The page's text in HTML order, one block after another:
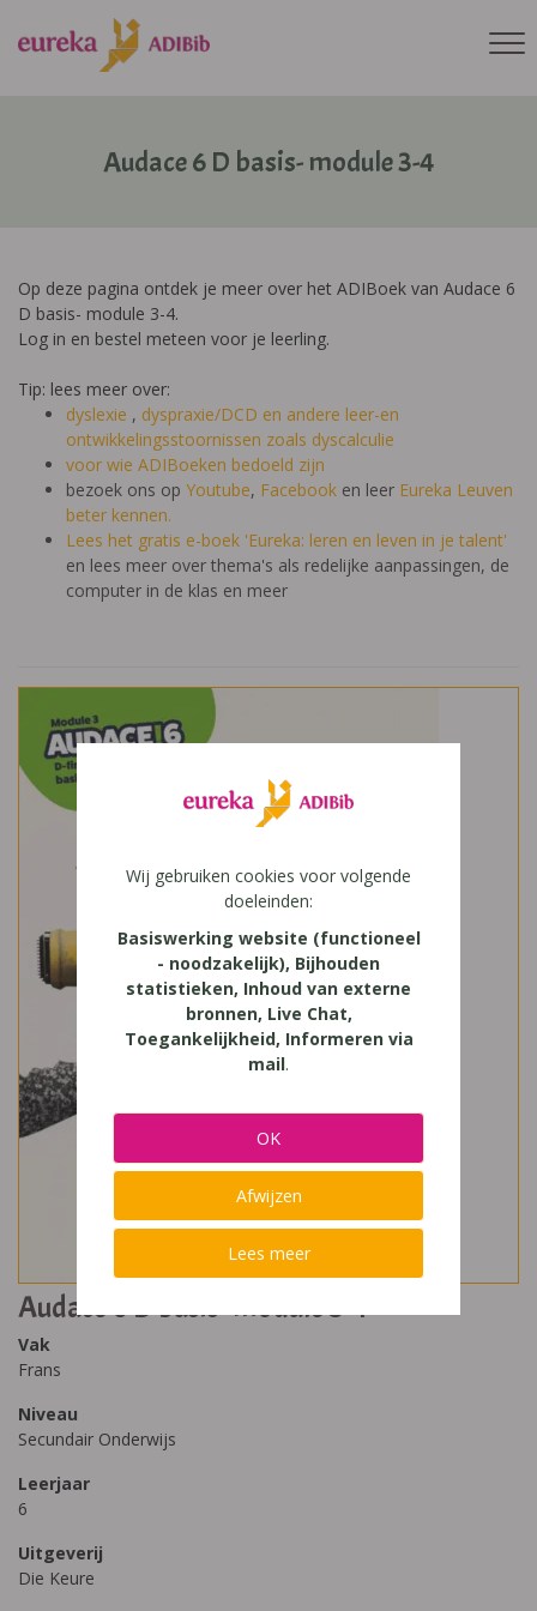
Audace 6 D basis- module 3-4
Op deze pagina ontdek je meer over het ADIBoek van Audace 6
D basis- module 3-4.
Log in en bestel meteen voor je leerling.
Tip: lees meer over:
dyslexie , dyspraxie/DCD en andere leer-en
ontwikkelingsstoornissen zoals dyscalculie
voor wie ADIBoeken bedoeld zijn
bezoek ons op Youtube, Facebook en leer Eureka Leuven
beter kennen.
Lees het gratis e-boek 'Eureka: leren en leven in je talent'
en lees meer over thema's als redelijke aanpassingen, de
computer in de klas en meer
Audace 6 D basis- module 3-4
Vak
Frans
Niveau
Secundair Onderwijs
Leerjaar
6
Uitgeverij
Die Keure
Wij gebruiken cookies voor volgende
doeleinden:
Basiswerking website (functioneel
- noodzakelijk), Bijhouden
statistieken, Inhoud van externe
bronnen, Live Chat,
Toegankelijkheid, Informeren via
mail.
OK
Afwijzen
Lees meer